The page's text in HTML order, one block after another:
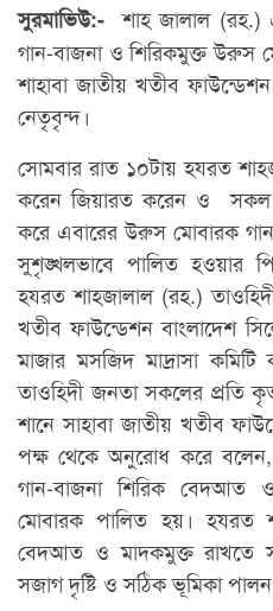
সুরমাভিউ:-শাহ জালাল
গান-বাজনা ও শিরিকমুক্ত উরুস
শাহাবা জাতীয় খতীব
নেতৃবৃন্দ।
সোমবার রাত ১০টায় হযরত
করেন জিয়ারত করেন ও সকল
করে এবারের উরুস মোবারক
সুশৃঙ্খলভাবে পালিত হওয়ার
হযরত শাহজালাল (রহ.)
খতীব ফাউন্ডেশন বাংলাদেশ
মাজার মসজিদ মাদ্রাসা কমিটি
তাওহিদী জনতা সকলের প্রতি
শানে সাহাবা জাতীয় খতীব
পক্ষ থেকে অনুরোধ করে বলেন,
গান-বাজনা শিরিক বেদআত
মোবারক পালিত হয়। হযরত
বেদআত ও মাদকমুক্ত রাখতে
সজাগ দৃষ্টি ও সঠিক ভূমিকা